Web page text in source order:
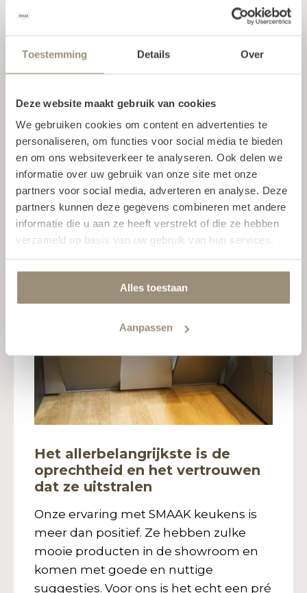
Toestemming Details Over
Deze website maakt gebruik van cookies
We gebruiken cookies om content en advertenties te
personaliseren, om functies voor social media te bieden
en om ons websiteverkeer te analyseren. Ook delen we
informatie over uw gebruik van onze site met onze
partners voor social media, adverteren en analyse. Deze
partners kunnen deze gegevens combineren met andere
informatie die u aan ze heeft verstrekt of die ze hebben
verzameld op basis van uw gebruik van hun services.
Alles toestaan
Aanpassen
zijn ook de koeler en vriezer in de wand
de Le Mans-kast met uitzwenkplateaus
Maar het hoogtepunt blijven de twee
garant staan voor elk twintig
wasbeurten. Twee vaatwassers… wat
een zaligheid! Wij hebben vaak eters op
bezoek en terwijl de ene vaatwasser
draait, kunnen we de andere alvast
vullen. Zo blijft het aanrecht altijd netjes
opgeruimd.
Het allerbelangrijkste is de
oprechtheid en het vertrouwen
dat ze uitstralen
Onze ervaring met SMAAK keukens is
meer dan positief. Ze hebben zulke
mooie producten in de showroom en
komen met goede en nuttige
suggesties. Voor ons is het echt een pré